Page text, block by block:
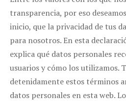
transparencia, por eso
inicio, que la privacidad de tus
para nosotros. En esta
explica qué datos personales
usuarios y cómo los utilizamos.
detenidamente estos términos
datos personales en esta web.